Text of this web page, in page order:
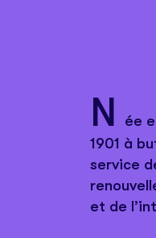
N
ée
1901 à
service
et de